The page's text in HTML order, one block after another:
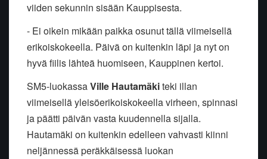
viiden sekunnin sisään Kauppisesta.
- Ei oikein mikään paikka osunut tällä viimeisellä
erikoiskokeella. Päivä on kuitenkin läpi ja nyt on
hyvä fiilis lähteä huomiseen, Kauppinen kertoi.
SM5-luokassaVille Hautamäkiteki illan
viimeisellä yleisöerikoiskokeella virheen, spinnasi
ja päätti päivän vasta kuudennella sijalla.
Hautamäki on kuitenkin edelleen vahvasti kiinni
neljännessä peräkkäisessä luokan